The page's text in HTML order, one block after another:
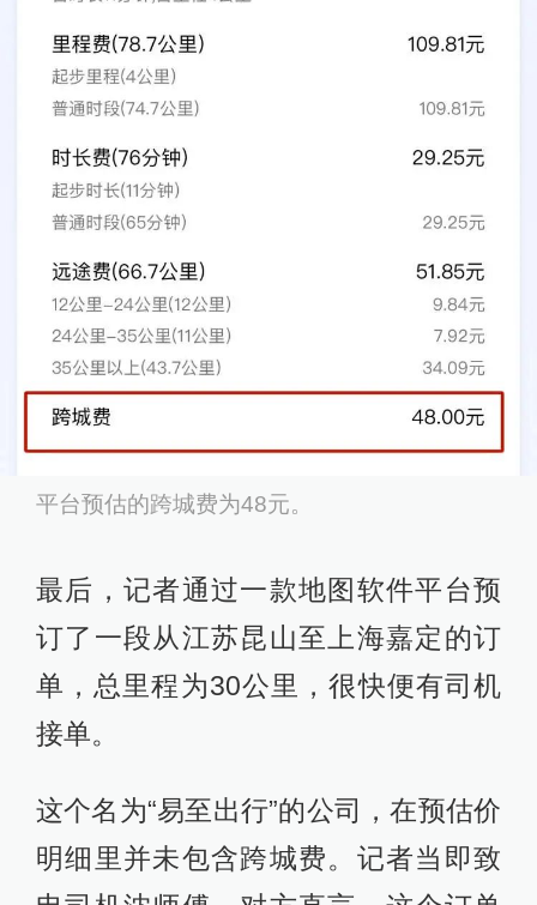
平台预估的跨城费为48元。
最后，记者通过一款地图软件平台预
订了一段从江苏昆山至上海嘉定的订
单，总里程为30公里，很快便有司机
接单。
这个名为“易至出行”的公司，在预估价
明细里并未包含跨城费。记者当即致